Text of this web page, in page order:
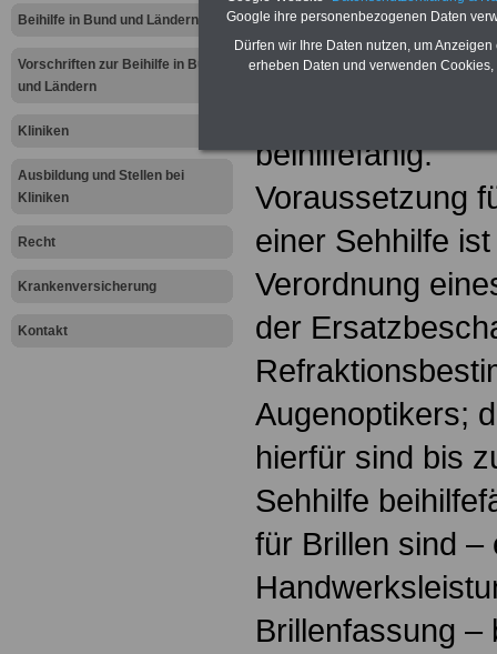
Beihilfe in Bund und Ländern
Vorschriften zur Beihilfe in Bund
und Ländern
Kliniken
Ausbildung und Stellen bei
Kliniken
Recht
Krankenversicherung
Kontakt
.
Sehhilfen für
beihilfefähig.
Voraussetzung
einer Sehhilfe
Verordnung
der
Augenoptikers;
hierfür sind bis
Sehhilfe
für Brillen sind –
Brillenfassung –
Google ihre personenbezogenen Daten
Dürfen wir Ihre Daten nutzen, um
erheben Daten und verwenden